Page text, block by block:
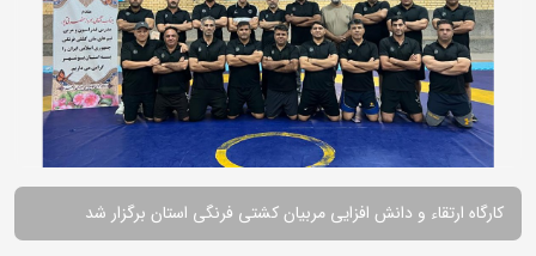
کارگاه ارتقاء و دانش افزایی مربیان کشتی فرنگی استان برگزار شد